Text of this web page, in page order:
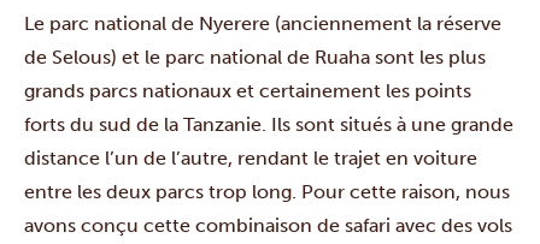
Le parc national de Nyerere (anciennement la réserve
de Selous) et le parc national de Ruaha sont les plus
grands parcs nationaux et certainement les points
forts du sud de la Tanzanie. Ils sont situés à une grande
distance l’un de l’autre, rendant le trajet en voiture
entre les deux parcs trop long. Pour cette raison, nous
avons conçu cette combinaison de safari avec des vols